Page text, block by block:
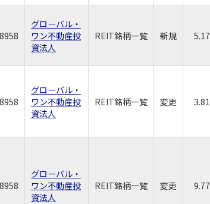
8958
グローバル・
ワン不動産投
資法人
REIT銘柄一覧 新規 5.17
8958
グローバル・
ワン不動産投
資法人
REIT銘柄一覧 変更 3.81
8958
グローバル・
ワン不動産投
資法人
REIT銘柄一覧 変更 9.77